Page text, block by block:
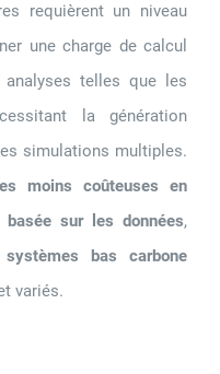
requièrent un niveau
une charge de calcul
telles que les
la génération
simulations multiples.
moins coûteuses en
basée sur les données,
systèmes bas carbone
variés.